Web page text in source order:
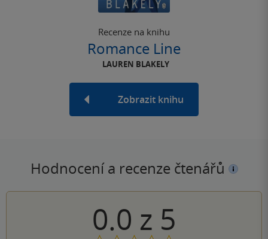
Recenze na knihu
Romance Line
LAUREN BLAKELY
Zobrazit knihu
Hodnocení a recenze čtenářů
0.0 z 5